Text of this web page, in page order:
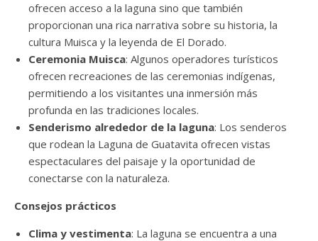
ofrecen acceso a la laguna sino que también
proporcionan una rica narrativa sobre su historia, la
cultura Muisca y la leyenda de El Dorado.
Ceremonia Muisca: Algunos operadores turísticos
ofrecen recreaciones de las ceremonias indígenas,
permitiendo a los visitantes una inmersión más
profunda en las tradiciones locales.
Senderismo alrededor de la laguna: Los senderos
que rodean la Laguna de Guatavita ofrecen vistas
espectaculares del paisaje y la oportunidad de
conectarse con la naturaleza.
Consejos prácticos
Clima y vestimenta: La laguna se encuentra a una